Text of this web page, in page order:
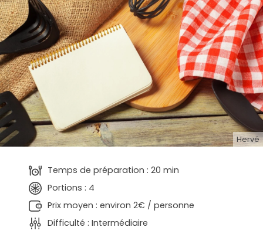
Hervé
Temps de préparation : 20 min
Portions : 4
Prix moyen : environ 2€ / personne
Difficulté : Intermédiaire